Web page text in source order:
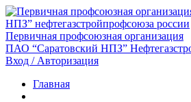
Первичная профсоюзная организация
ПАО “Саратовский НПЗ”
Вход / Авторизация
Главная